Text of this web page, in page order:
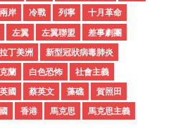
兩岸 冷戰 列寧
十月革命
左翼 左翼聯盟
差事劇團
拉丁美洲
新型冠狀病毒肺炎
蘭 白色恐怖
社會主義
英國 蔡英文 藻礁
賀照田
香港 馬克思 馬克思主義